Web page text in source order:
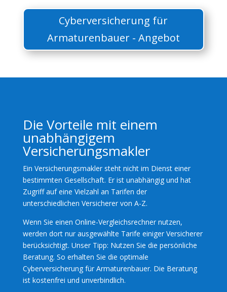
Cyberversicherung für
Armaturenbauer - Angebot
Die Vorteile mit einem
unabhängigem
Versicherungsmakler
Ein Versicherungsmakler steht nicht im Dienst einer
bestimmten Gesellschaft. Er ist unabhängig und hat
Zugriff auf eine Vielzahl an Tarifen der
unterschiedlichen Versicherer von A-Z.
Wenn Sie einen Online-Vergleichsrechner nutzen,
werden dort nur ausgewählte Tarife einiger Versicherer
berücksichtigt. Unser Tipp: Nutzen Sie die persönliche
Beratung. So erhalten Sie die optimale
Cyberversicherung für Armaturenbauer. Die Beratung
ist kostenfrei und unverbindlich.